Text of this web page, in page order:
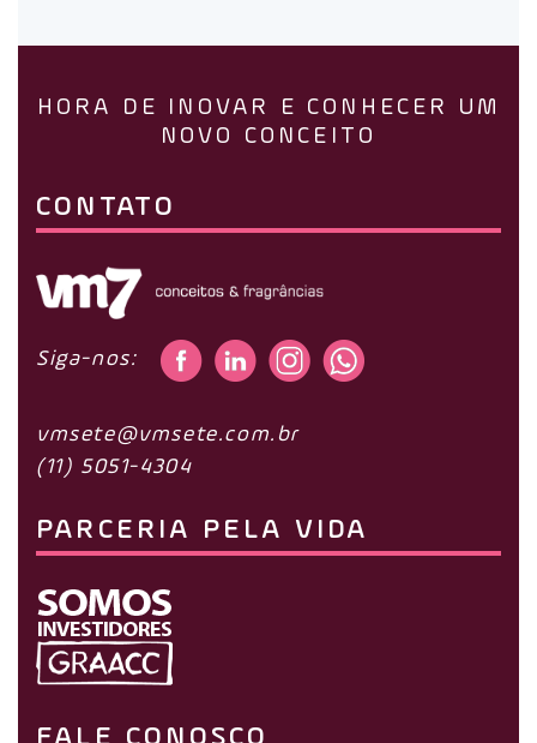
HORA DE INOVAR E CONHECER UM
NOVO CONCEITO
CONTATO
Siga-nos:
vmsete@vmsete.com.br
(11) 5051-4304
PARCERIA PELA VIDA